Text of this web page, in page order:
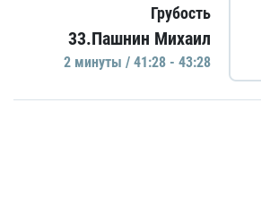
Грубость
33.Пашнин Михаил
2 минуты / 41:28 - 43:28